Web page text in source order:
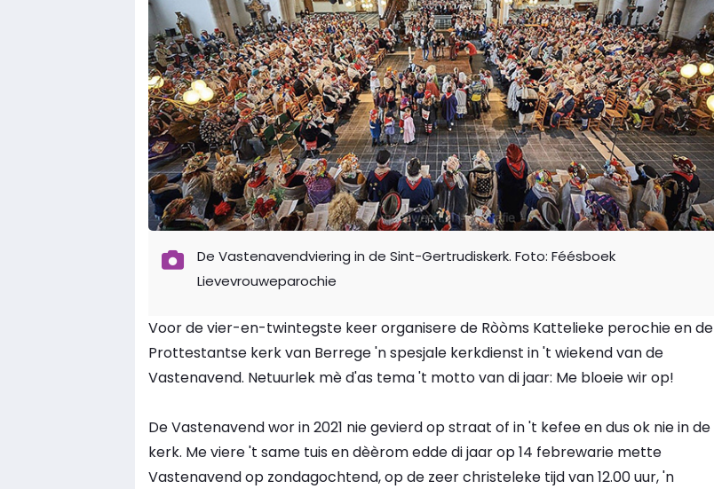
De Vastenavendviering in de Sint-Gertrudiskerk. Foto: Féésboek
Lievevrouweparochie
Voor de vier-en-twintegste keer organisere de Ròòms Kattelieke perochie en de
Prottestantse kerk van Berrege 'n spesjale kerkdienst in 't wiekend van de
Vastenavend. Netuurlek mè d'as tema 't motto van di jaar: Me bloeie wir op!
De Vastenavend wor in 2021 nie gevierd op straat of in 't kefee en dus ok nie in de
kerk. Me viere 't same tuis en dèèrom edde di jaar op 14 febrewarie mette
Vastenavend op zondagochtend, op de zeer christeleke tijd van 12.00 uur, 'n